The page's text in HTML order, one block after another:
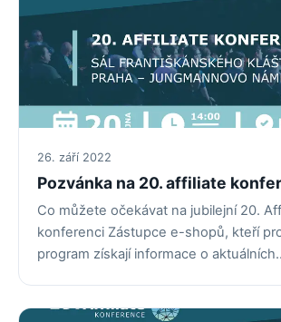
26. září 2022
Pozvánka na 20. affiliate
Co můžete očekávat na jubilejní 20.
konferenci Zástupce e-shopů, kteří
program získají informace o